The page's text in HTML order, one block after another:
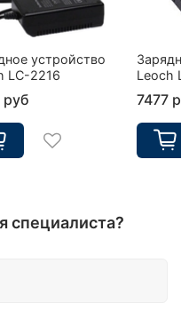
устройство
LC-2216
руб
Leoch
7477
специалиста?